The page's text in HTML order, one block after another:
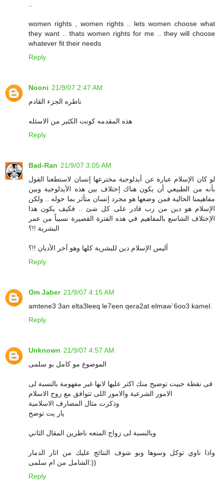
women rights , women rights .. lets women choose what
they want .. thats women rights for me .. they will choose
whatever fit their needs
Reply
Nooni 21/9/07 2:47 AM
ناطره الجزء القادم
هذه المقدمه كونت الكثير من الاسئله
Reply
Bad-Ran 21/9/07 3:05 AM
لو كان الإسلام عبارة عن أيدلوجية مخترعها إنسان لاستطعنا القول
بأنه من الطبيعي أن يكون هناك إختلاف بين هذه الأيدلوجية وبين
مفاهيمنا الحالية فمن وضعها هو مجرد إنسان متأثر بما حوله .. ولكن
الإسلام هو دين من رب قادر على كل شئ .. فكيف يكون هذا
الإختلاف الشاسع بالمفاهيم في هذه الفترة القصيرة نسيباً من عمر
البشرية !!؟
أليس الإسلام دين للبشرية كلها وهو آخر الأديان !!؟
Reply
Om Jaber 21/9/07 4:15 AM
amtene3 3an elta3leeq le7een qera2at elmaw`6oo3 kamel.
Reply
Unknown 21/9/07 4:57 AM
الموضوع مو كامل بو سلمى
فى نقطة حبيت توضيح منك اكثر عليها لانها غير مفهومة بالنسبة لى
الامور الشرعية والامور اللى تتوافق مع روح الاسلام
وذكرت مثال المصارف الاسلامية
يار يت توضح
وبالنسبة لى زواج المتعه ناطرين المقال الثاني
واذا ناوي توكل وسوها وبو شوف النتائج عليك من اثار الدمار
الشامل من ام سلمى:))
Reply